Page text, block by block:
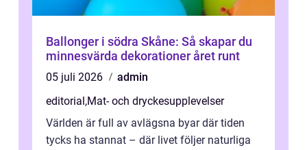
Ballonger i södra Skåne: Så skapar du
minnesvärda dekorationer året runt
05 juli 2026
admin
editorial ,Mat- och dryckesupplevelser
Världen är full av avlägsna byar där tiden
tycks ha stannat – där livet följer naturliga